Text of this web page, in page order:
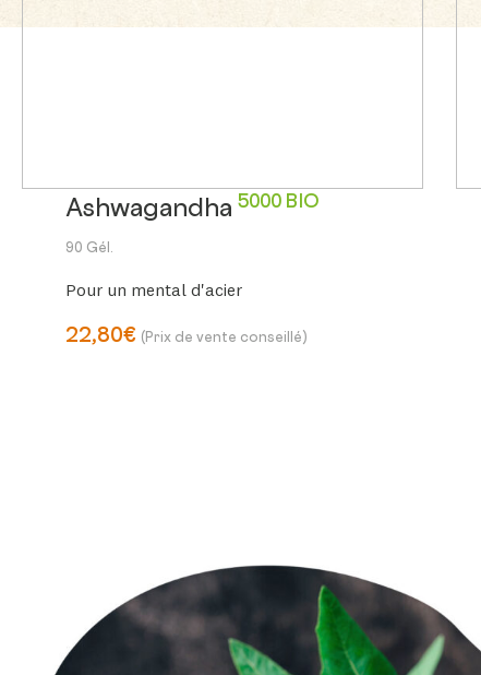
Ashwagandha 5000 BIO
90 Gél.
Pour un mental d'acier
22,80€ (Prix de vente conseillé)